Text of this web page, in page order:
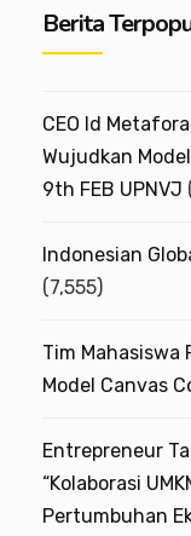
h
v
e
s
Berita
CEO Id
Wujudkan
9th FEB UPNVJ
Indonesian
(7,555)
Tim Mahasiswa
Model Canvas
Entrepreneur
“Kolaborasi
Pertumbuhan